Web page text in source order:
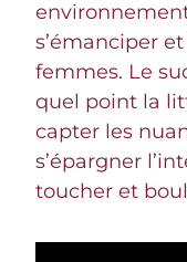
s’émanciper
femmes. Le
quel point la
capter les
s’épargner
toucher et